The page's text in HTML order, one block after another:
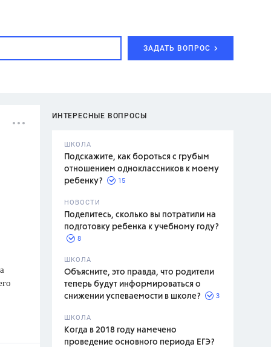
ЗАДАТЬ ВОПРОС
Л.С.,
ИНТЕРЕСНЫЕ ВОПРОСЫ
ШКОЛА
Подскажите, как бороться с грубым
отношением одноклассников к моему
ребенку?
15
НОВОСТИ
Поделитесь, сколько вы потратили на
подготовку ребенка к учебному году?
8
ШКОЛА
Объясните, это правда, что родители
теперь будут информироваться о
снижении успеваемости в школе?
3
ШКОЛА
Когда в 2018 году намечено
проведение основного периода ЕГЭ?